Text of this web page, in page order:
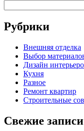
Рубрики
Внешняя отделка
Выбор
Дизайн
Кухня
Разное
Ремонт квартир
Строительные
Свежие записи